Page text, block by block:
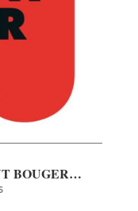
BOUGER…